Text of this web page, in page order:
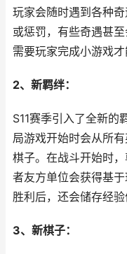
玩家会随时遇到各种
或惩罚，有些奇遇甚
需要玩家完成小游戏才
2、新羁绊：
S11赛季引入了全新的
局游戏开始时会从所
棋子。在战斗开始时
者友方单位会获得基
胜利后，还会储存经验
3、新棋子：